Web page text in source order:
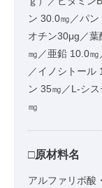
ン 30.0㎎／パ
オチン30μg／
㎎／亜鉛 10.0
／イノシトール
ン 35㎎／L-シ
㎎
□原材料名
アルファリボ酸